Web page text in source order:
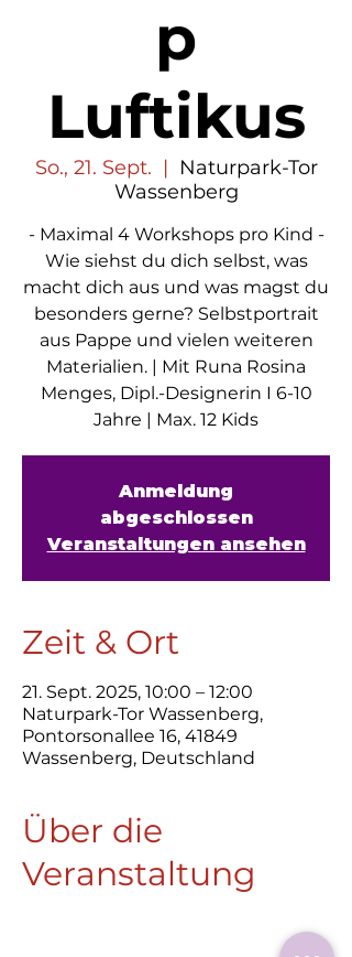
p
Luftikus
So., 21. Sept.
  |
Naturpark-Tor
Wassenberg
- Maximal 4 Workshops pro Kind -
Wie siehst du dich selbst, was
macht dich aus und was magst du
besonders gerne? Selbstportrait
aus Pappe und vielen weiteren
Materialien. | Mit Runa Rosina
Menges, Dipl.-Designerin I 6-10
Jahre | Max. 12 Kids
Anmeldung
abgeschlossen
Veranstaltungen ansehen
Zeit & Ort
21. Sept. 2025, 10:00 – 12:00
Naturpark-Tor Wassenberg,
Pontorsonallee 16, 41849
Wassenberg, Deutschland
Über die
Veranstaltung